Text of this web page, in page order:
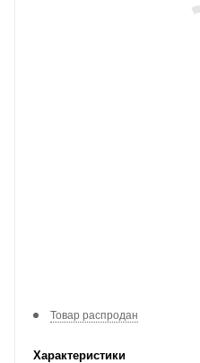
Товар распродан
Характеристики